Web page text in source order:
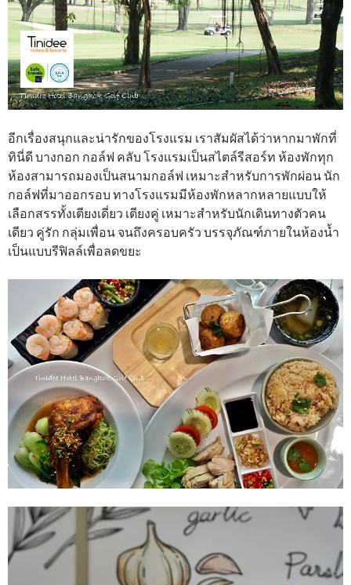
อีกเรื่องสนุกและน่ารักของโรงแรม เราสัมผัสได้ว่าหากมาพักที่
ทินี่ดี บางกอก กอล์ฟ คลับ โรงแรมเป็นสไตล์รีสอร์ท ห้องพักทุก
ห้องสามารถมองเป็นสนามกอล์ฟ เหมาะสำหรับการพักผ่อน นัก
กอล์ฟที่มาออกรอบ ทางโรงแรมมีห้องพักหลากหลายแบบให้
เลือกสรรทั้งเตียงเดี่ยว เตียงคู่ เหมาะสำหรับนักเดินทางตัวคน
เดียว คู่รัก กลุ่มเพื่อน จนถึงครอบครัว บรรจุภัณฑ์ภายในห้องน้ำ
เป็นแบบรีฟิลล์เพื่อลดขยะ